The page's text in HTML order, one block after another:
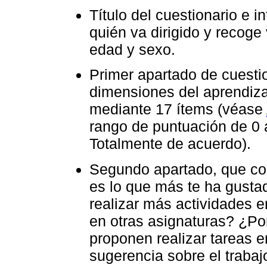
Título del cuestionario e
quién va dirigido y
edad y sexo.
Primer apartado de
dimensiones del
mediante 17 ítems (véase
rango de puntuación de
Totalmente de acuerdo).
Segundo apartado, que
es lo que más te ha
realizar más actividades
en otras asignaturas?
proponen realizar tareas
sugerencia sobre el